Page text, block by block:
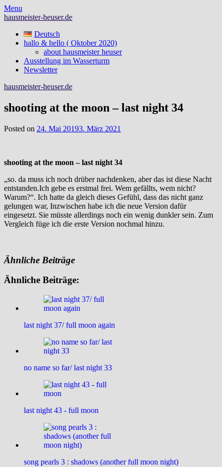
Skip
to
Menu
hausmeister-heuser.de
Deutsch
hallo & hello ( Oktober 2020)
about hausmeister heuser
Ausstellung im Wasserturm
Newsletter
hausmeister-heuser.de
shooting at the moon – last night 34
Posted on 24. Mai 20193. März 2021
shooting at the moon – last night 34
„so. da muss ich noch drüber nachdenken, aber das ist diese Nacht
entstanden.Ich gebe es erstmal frei. Wem gefällts, wem nicht?
Warum?“. Ich hatte da gleich dieses Gefühl, dass das nicht ganz
gelungen war, Inzwischen habe ich die neue Version dafür
eingesetzt. Sie müsste allerdings noch ein wenig dunkler sein. Zum
Vergleich füge ich die erste Version nochmal hinzu.
Ähnliche Beiträge
Ähnliche Beiträge:
last night 37/ full moon again
no name so far/ last night 33
last night 43 - full moon
song pearls 3 : shadows (another full moon night)